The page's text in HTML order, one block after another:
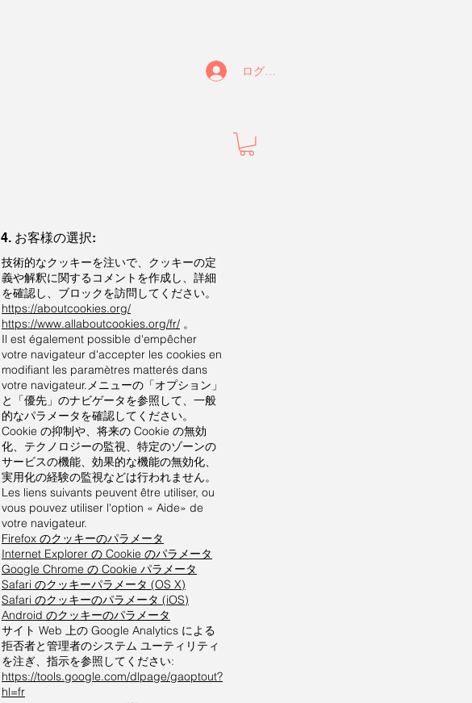
ログイン
4. お客様の選択:
技術的なクッキーを注いで、クッキーの定
義や解釈に関するコメントを作成し、詳細
を確認し、ブロックを訪問してください。
https://aboutcookies.org/
https://www.allaboutcookies.org/fr/ 。
Il est également possible d'empêcher
votre navigateur d'accepter les cookies en
modifiant les paramètres matterés dans
votre navigateur.メニューの「オプション」
と「優先」のナビゲータを参照して、一般
的なパラメータを確認してください。
Cookie の抑制や、将来の Cookie の無効
化、テクノロジーの監視、特定のゾーンの
サービスの機能、効果的な機能の無効化、
実用化の経験の監視などは行われません。
Les liens suivants peuvent être utiliser, ou
vous pouvez utiliser l'option « Aide» de
votre navigateur.
Firefox のクッキーのパラメータ
Internet Explorer の Cookie のパラメータ
Google Chrome の Cookie パラメータ
Safari のクッキーパラメータ (OS X)
Safari のクッキーのパラメータ (iOS)
Android のクッキーのパラメータ
サイト Web 上の Google Analytics による
拒否者と管理者のシステム ユーティリティ
を注ぎ、指示を参照してください:
https://tools.google.com/dlpage/gaoptout?
hl=fr